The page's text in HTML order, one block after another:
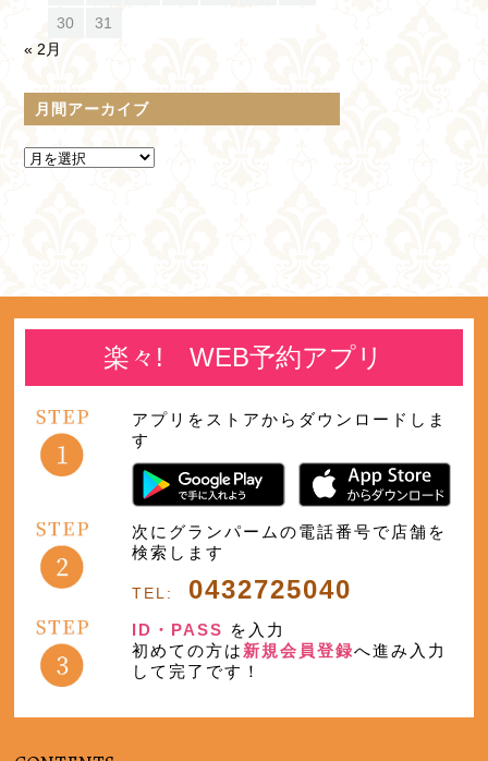
30
31
« 2月
月間アーカイブ
楽々! WEB予約アプリ
アプリをストアからダウンロードしま
す
次にグランパームの電話番号で店舗を
検索します
TEL: 0432725040
ID・PASS を入力
初めての方は 新規会員登録へ進み入力
して完了です！